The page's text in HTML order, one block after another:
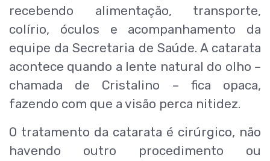
recebendo alimentação, transporte,
colírio, óculos e acompanhamento da
equipe da Secretaria de Saúde. A catarata
acontece quando a lente natural do olho –
chamada de Cristalino – fica opaca,
fazendo com que a visão perca nitidez.
O tratamento da catarata é cirúrgico, não
havendo outro procedimento ou